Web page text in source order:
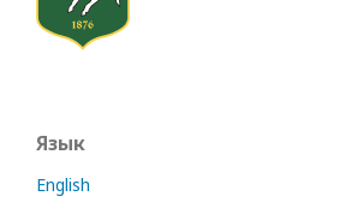
Язык
English